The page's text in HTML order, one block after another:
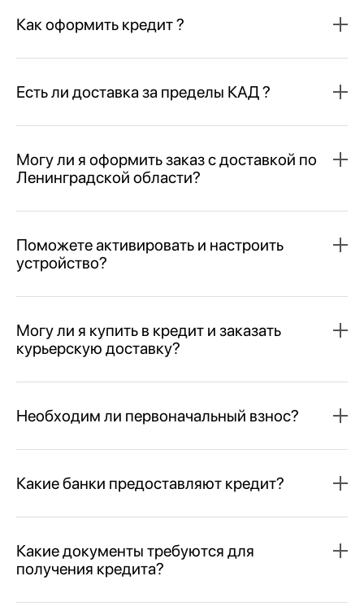
Как оформить кредит ?
Есть ли доставка за пределы КАД ?
Могу ли я оформить заказ с доставкой по
Ленинградской области?
Поможете активировать и настроить
устройство?
Могу ли я купить в кредит и заказать
курьерскую доставку?
Необходим ли первоначальный взнос?
Какие банки предоставляют кредит?
Какие документы требуются для
получения кредита?